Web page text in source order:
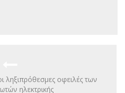
ληξιπρόθεσμες οφειλές των
ηλεκτρικής